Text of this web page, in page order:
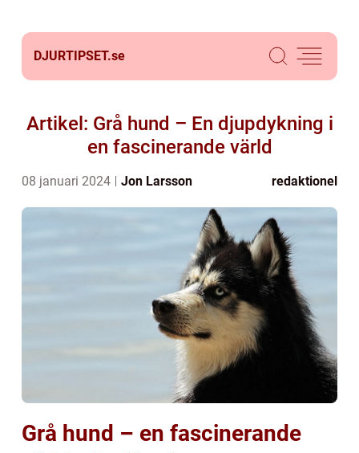
DJURTIPSET.se
Artikel: Grå hund – En djupdykning i
en fascinerande värld
08 januari 2024 Jon Larsson redaktionel
Grå hund – en fascinerande